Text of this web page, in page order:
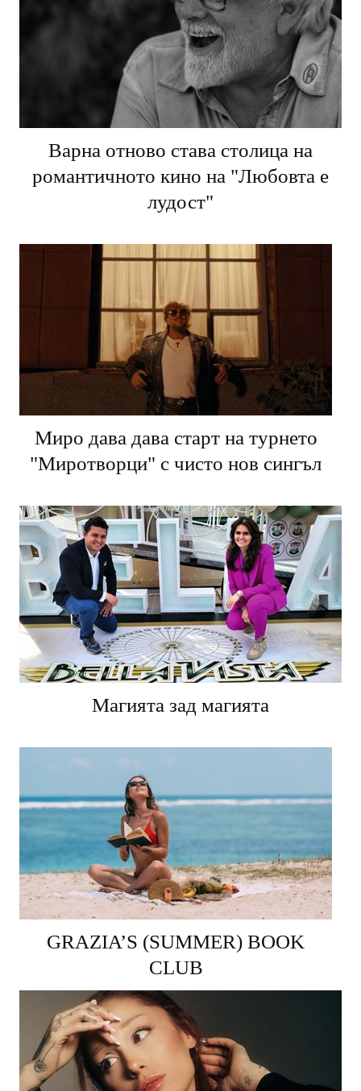
Варна отново става столица на
романтичното кино на "Любовта е
лудост"
Миро дава дава старт на турнето
"Миротворци" с чисто нов сингъл
Магията зад магията
GRAZIA’S (SUMMER) BOOK
CLUB